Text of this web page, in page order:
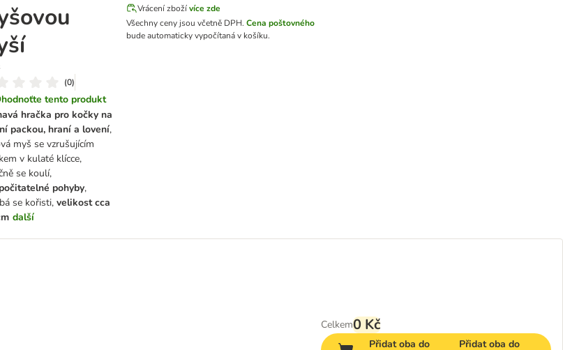
(0)
tento produkt
hračka pro kočky na
packou, hraní a lovení,
myš se vzrušujícím
v kulaté klícce,
se koulí,
pohyby,
se kořisti, velikost cca
další
Vrácení zbožívíce zde
Všechny ceny jsou včetně DPH. Cena poštovného
bude automaticky vypočítaná v košíku.
Celkem0 Kč
Přidat oba do
Přidat oba do